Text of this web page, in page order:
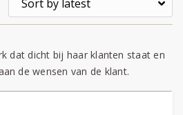
dat dicht bij haar klanten staat en
de wensen van de klant.